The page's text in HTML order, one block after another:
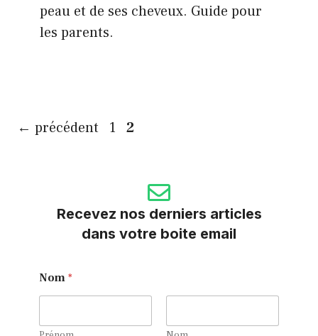
peau et de ses cheveux. Guide pour
les parents.
← précédent Page
1 Page
2
Recevez nos derniers articles
dans votre boite email
E
m
i
Nom *